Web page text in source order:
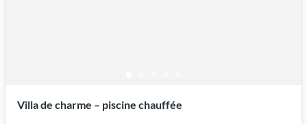
Villa de charme – piscine chauffée